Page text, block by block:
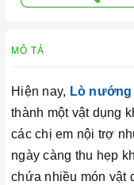
MÔ TẢ
Hiện nay, Lò nướng
thành một vật dụng
các chị em nội trợ
ngày càng thu hẹp
chứa nhiều món vật